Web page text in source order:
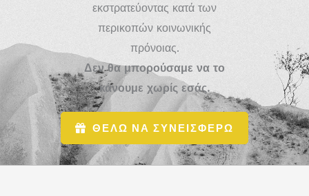
εκστρατεύοντας κατά των
περικοπών κοινωνικής
πρόνοιας.
Δεν θα μπορούσαμε να το
κάνουμε χωρίς εσάς.
ΘΕΛΩ ΝΑ ΣΥΝΕΙΣΦΕΡΩ